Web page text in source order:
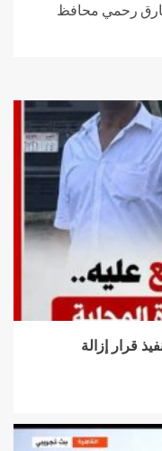
طارق رحمي محافظ
قرار إزالة